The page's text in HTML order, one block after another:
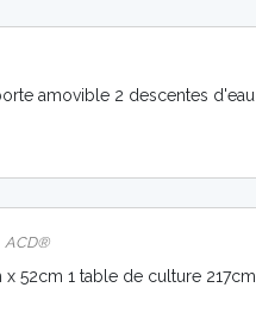
amovible 2 descentes
ACD®
52cm 1 table de culture